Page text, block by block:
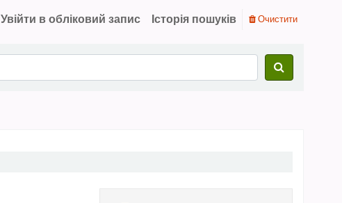
Увійти в обліковий запис Історія пошуків Очистити